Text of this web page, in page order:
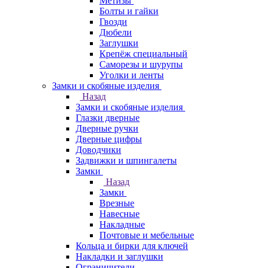
Болты и гайки
Гвозди
Дюбели
Заглушки
Крепёж специальный
Саморезы и шурупы
Уголки и ленты
Замки и скобяные изделия
Назад
Замки и скобяные изделия
Глазки дверные
Дверные ручки
Дверные цифры
Доводчики
Задвижки и шпингалеты
Замки
Назад
Замки
Врезные
Навесные
Накладные
Почтовые и мебельные
Кольца и бирки для ключей
Накладки и заглушки